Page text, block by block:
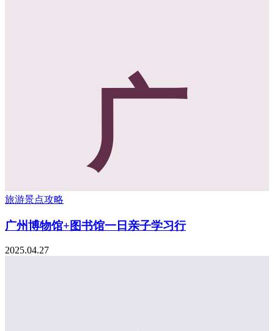
广
旅游景点攻略
广州博物馆+图书馆一日亲子学习行
2025.04.27